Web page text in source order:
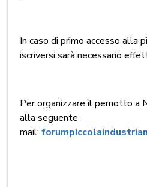
In caso di primo accesso alla
iscriversi sarà necessario
Per organizzare il pernotto a
alla seguente
mail: